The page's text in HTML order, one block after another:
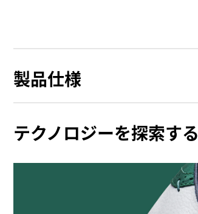
製品仕様
グリップ力
テクノロジーを探索する